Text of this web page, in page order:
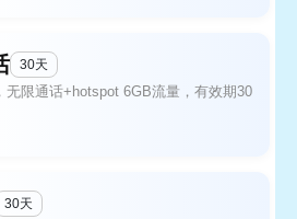
30天
无限通话+hotspot 6GB流量，有效期30
30天